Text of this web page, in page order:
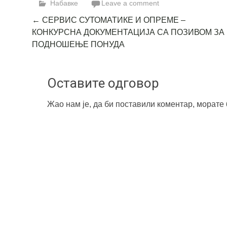
Набавке Leave a comment
Post
navigation
← СЕРВИС СУТОМАТИКЕ И ОПРЕМЕ –
КОНКУРСНА ДОКУМЕНТАЦИЈА СА ПОЗИВОМ ЗА
ПОДНОШЕЊЕ ПОНУДА
Оставите одговор
Жао нам је, да би поставили коментар, морате